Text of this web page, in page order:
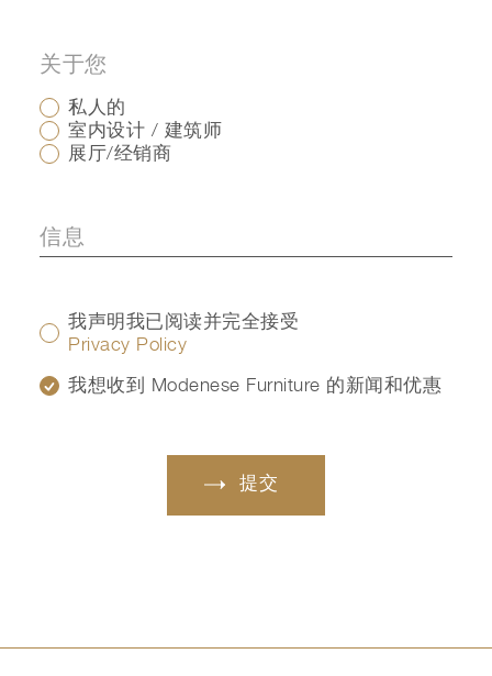
关于您
私人的
室内设计 / 建筑师
展厅/经销商
我声明我已阅读并完全接受
Privacy Policy
我想收到 Modenese Furniture 的新闻和优惠
提交